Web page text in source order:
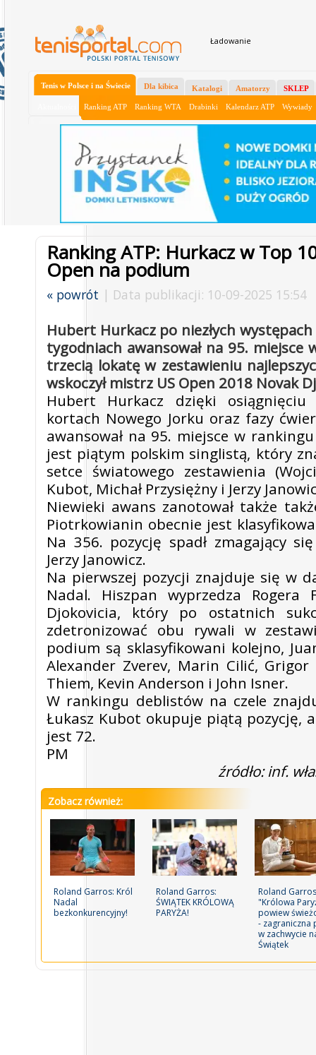
Ładowanie
Tenis w Polsce i na Świecie
Ranking ATP Ranking WTA Drabinki Kalendarz ATP Wywiady
Dla kibica Katalogi Amatorzy SKLEP
Ranking ATP: Hurkacz w Top
Open na podium
« powrót | Data publikacji: 10-09-2025 15:54
Hubert Hurkacz po niezłych
tygodniach awansował na 95. miejsce
trzecią lokatę w zestawieniu
wskoczył mistrz US Open 2018 Novak
Hubert Hurkacz dzięki
kortach Nowego Jorku oraz fazy
awansował na 95. miejsce w
jest piątym polskim singlistą, który
setce światowego zestawienia
Kubot, Michał Przysiężny i Jerzy
Niewieki awans zanotował także
Piotrkowianin obecnie jest
Na 356. pozycję spadł zmagający
Jerzy Janowicz.
Na pierwszej pozycji znajduje się w
Nadal. Hiszpan wyprzedza Rogera
Djokovicia, który po ostatnich
zdetronizować obu rywali w
podium są sklasyfikowani kolejno,
Alexander Zverev, Marin Cilić,
Thiem, Kevin Anderson i John Isner.
W rankingu deblistów na czele
Łukasz Kubot okupuje piątą pozycję,
jest 72.
PM
źródło: inf.
Zobacz również:
Roland Garros: Król
Nadal
bezkonkurencyjny!
Roland Garros:
ŚWIĄTEK KRÓLOWĄ
PARYŻA!
Roland
"Królowa
powiew
- zagraniczna
w zachwycie
Świątek